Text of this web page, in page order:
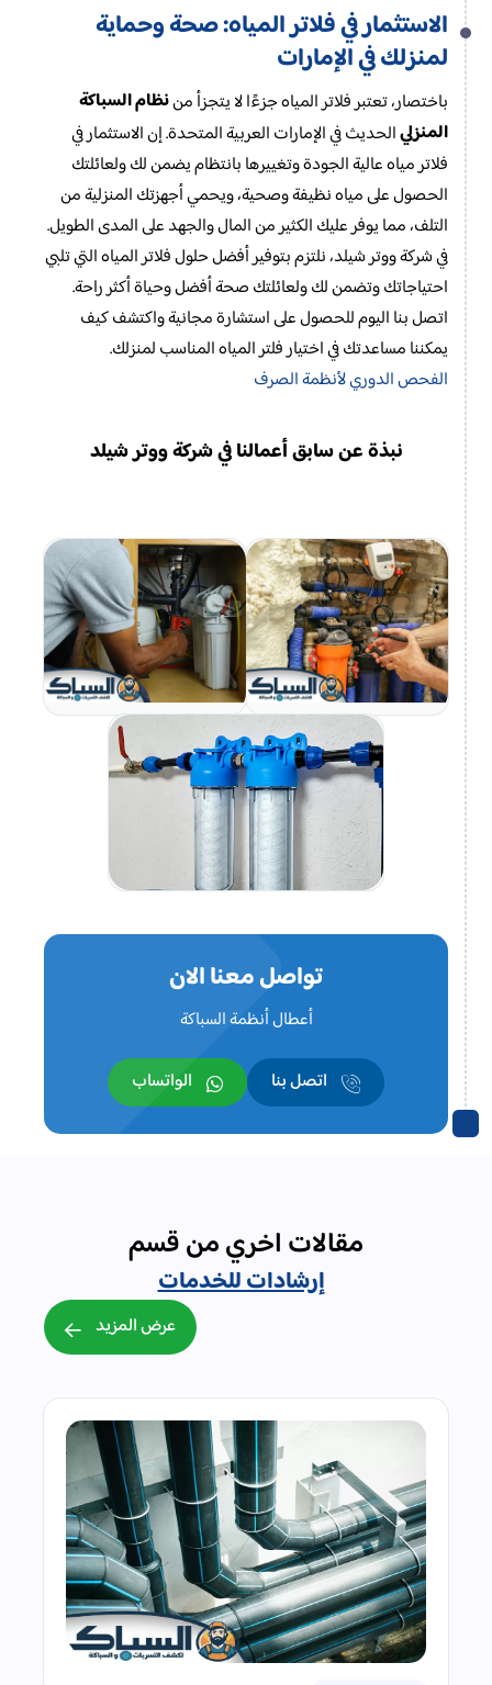
الاستثمار في فلاتر المياه: صحة وحماية
لمنزلك في الإمارات
باختصار، تعتبر فلاتر المياه جزءًا لا يتجزأ مننظام السباكة
المنزليالحديث في الإمارات العربية المتحدة. إن الاستثمار في
فلاتر مياه عالية الجودة وتغييرها بانتظام يضمن لك ولعائلتك
الحصول على مياه نظيفة وصحية، ويحمي أجهزتك المنزلية من
التلف، مما يوفر عليك الكثير من المال والجهد على المدى الطويل.
في شركة ووتر شيلد، نلتزم بتوفير أفضل حلول فلاتر المياه التي تلبي
احتياجاتك وتضمن لك ولعائلتك صحة أفضل وحياة أكثر راحة.
اتصل بنا اليوم للحصول على استشارة مجانية واكتشف كيف
يمكننا مساعدتك في اختيار فلتر المياه المناسب لمنزلك.
الفحص الدوري لأنظمة الصرف
نبذة عن سابق أعمالنا في شركة ووتر شيلد
تواصل معنا الان
أعطال أنظمة السباكة
اتصل بنا الواتساب
مقالات اخري من قسم
إرشادات للخدمات
عرض المزيد